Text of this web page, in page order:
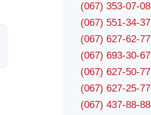
(067) 353-07-08
(067) 551-34-37
(067) 627-62-77
(067) 693-30-67
(067) 627-50-77
(067) 627-25-77
(067) 437-88-88